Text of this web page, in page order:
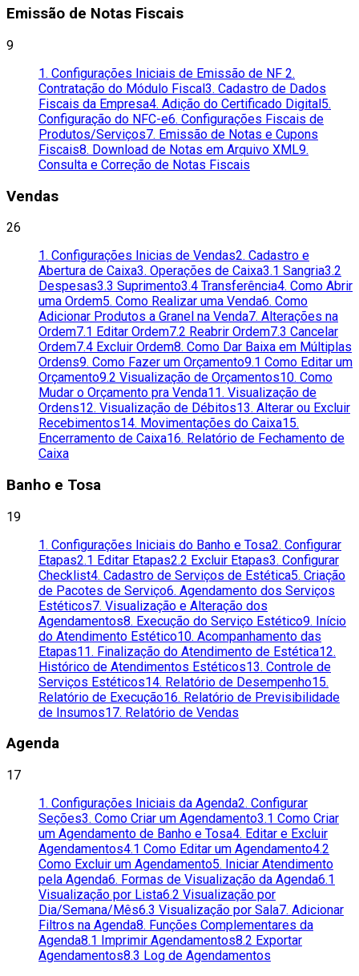
Emissão de Notas Fiscais
9
1. Configurações Iniciais de Emissão de NF 2.
Contratação do Módulo Fiscal3. Cadastro de Dados
Fiscais da Empresa4. Adição do Certificado Digital5.
Configuração do NFC-e6. Configurações Fiscais de
Produtos/Serviços7. Emissão de Notas e Cupons
Fiscais8. Download de Notas em Arquivo XML9.
Consulta e Correção de Notas Fiscais
Vendas
26
1. Configurações Inicias de Vendas2. Cadastro e
Abertura de Caixa3. Operações de Caixa3.1 Sangria3.2
Despesas3.3 Suprimento3.4 Transferência4. Como Abrir
uma Ordem5. Como Realizar uma Venda6. Como
Adicionar Produtos a Granel na Venda7. Alterações na
Ordem7.1 Editar Ordem7.2 Reabrir Ordem7.3 Cancelar
Ordem7.4 Excluir Ordem8. Como Dar Baixa em Múltiplas
Ordens9. Como Fazer um Orçamento9.1 Como Editar um
Orçamento9.2 Visualização de Orçamentos10. Como
Mudar o Orçamento pra Venda11. Visualização de
Ordens12. Visualização de Débitos13. Alterar ou Excluir
Recebimentos14. Movimentações do Caixa15.
Encerramento de Caixa16. Relatório de Fechamento de
Caixa
Banho e Tosa
19
1. Configurações Iniciais do Banho e Tosa2. Configurar
Etapas2.1 Editar Etapas2.2 Excluir Etapas3. Configurar
Checklist4. Cadastro de Serviços de Estética5. Criação
de Pacotes de Serviço6. Agendamento dos Serviços
Estéticos7. Visualização e Alteração dos
Agendamentos8. Execução do Serviço Estético9. Início
do Atendimento Estético10. Acompanhamento das
Etapas11. Finalização do Atendimento de Estética12.
Histórico de Atendimentos Estéticos13. Controle de
Serviços Estéticos14. Relatório de Desempenho15.
Relatório de Execução16. Relatório de Previsibilidade
de Insumos17. Relatório de Vendas
Agenda
17
1. Configurações Iniciais da Agenda2. Configurar
Seções3. Como Criar um Agendamento3.1 Como Criar
um Agendamento de Banho e Tosa4. Editar e Excluir
Agendamentos4.1 Como Editar um Agendamento4.2
Como Excluir um Agendamento5. Iniciar Atendimento
pela Agenda6. Formas de Visualização da Agenda6.1
Visualização por Lista6.2 Visualização por
Dia/Semana/Mês6.3 Visualização por Sala7. Adicionar
Filtros na Agenda8. Funções Complementares da
Agenda8.1 Imprimir Agendamentos8.2 Exportar
Agendamentos8.3 Log de Agendamentos